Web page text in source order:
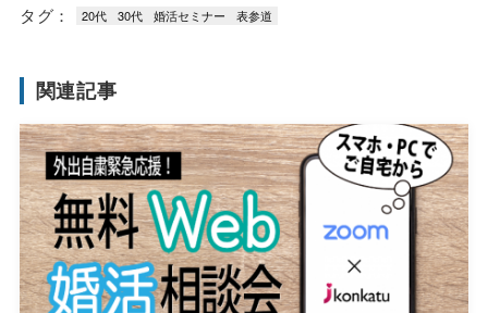
タグ： 20代 30代 婚活セミナー 表参道
関連記事